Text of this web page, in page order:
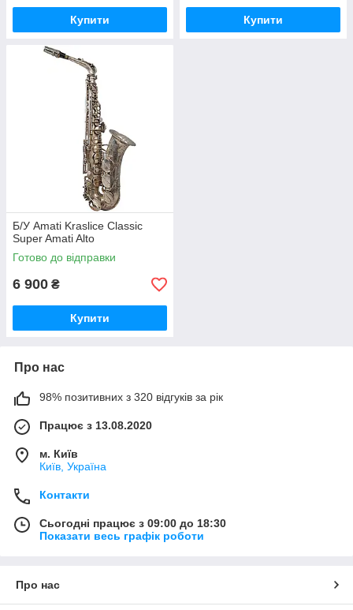
Купити Купити
Б/У Amati Kraslice Classic
Super Amati Alto
Готово до відправки
6 900 ₴
Купити
Про нас
98% позитивних з 320 відгуків за рік
Працює з 13.08.2020
м. Київ
Київ, Україна
Контакти
Сьогодні працює з 09:00 до 18:30
Показати весь графік роботи
Про нас